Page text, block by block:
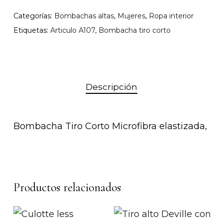
Categorías: Bombachas altas, Mujeres, Ropa interior
Etiquetas: Articulo A107, Bombacha tiro corto
Descripción
Bombacha Tiro Corto Microfibra elastizada,
Productos relacionados